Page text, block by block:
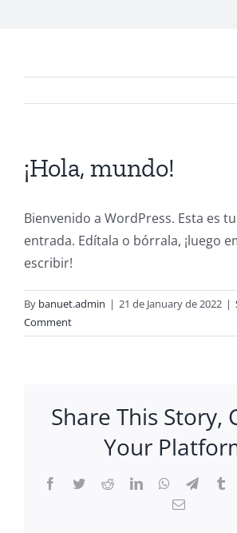
¡Hola, mundo!
Bienvenido a WordPress. Esta es
entrada. Edítala o bórrala, ¡luego
escribir!
By banuet.admin | 21 de January de 2022 |
Comment
Share This Story,
Your
Facebook
TwitterRedditLinkedInWhatsApp
Email